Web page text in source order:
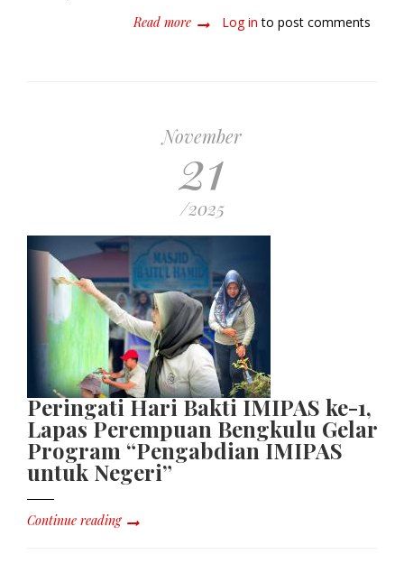
Read more about
Lahan
Eks
HGU
PT
BRI,
Verifikasi
Batas
Jadi
Sorotan
Log in to post comments
November
21
/2025
Peringati Hari Bakti IMIPAS ke-1,
Lapas Perempuan Bengkulu Gelar
Program “Pengabdian IMIPAS
untuk Negeri”
Continue reading